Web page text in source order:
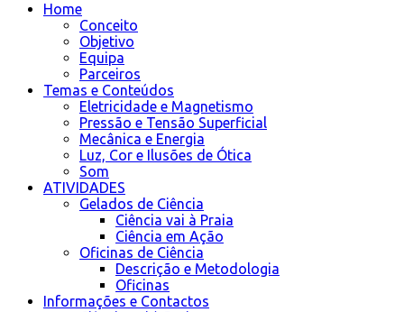
Home
Conceito
Objetivo
Equipa
Parceiros
Temas e Conteúdos
Eletricidade e Magnetismo
Pressão e Tensão Superficial
Mecânica e Energia
Luz, Cor e Ilusões de Ótica
Som
ATIVIDADES
Gelados de Ciência
Ciência vai à Praia
Ciência em Ação
Oficinas de Ciência
Descrição e Metodologia
Oficinas
Informações e Contactos